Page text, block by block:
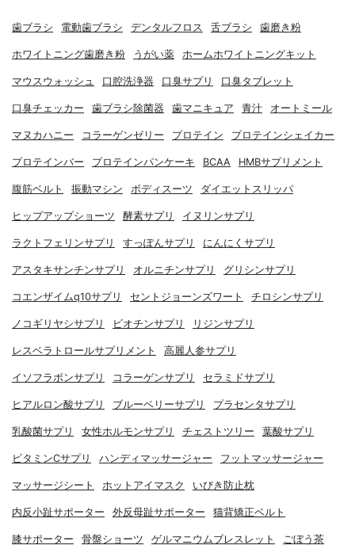
歯ブラシ 電動歯ブラシ デンタルフロス 舌ブラシ 歯磨き粉
ホワイトニング歯磨き粉 うがい薬 ホームホワイトニングキット
マウスウォッシュ 口腔洗浄器 口臭サプリ 口臭タブレット
口臭チェッカー 歯ブラシ除菌器 歯マニキュア 青汁 オートミール
マヌカハニー コラーゲンゼリー プロテイン プロテインシェイカー
プロテインバー プロテインパンケーキ BCAA HMBサプリメント
腹筋ベルト 振動マシン ボディスーツ ダイエットスリッパ
ヒップアップショーツ 酵素サプリ イヌリンサプリ
ラクトフェリンサプリ すっぽんサプリ にんにくサプリ
アスタキサンチンサプリ オルニチンサプリ グリシンサプリ
コエンザイムq10サプリ セントジョーンズワート チロシンサプリ
ノコギリヤシサプリ ビオチンサプリ リジンサプリ
レスベラトロールサプリメント 高麗人参サプリ
イソフラボンサプリ コラーゲンサプリ セラミドサプリ
ヒアルロン酸サプリ ブルーベリーサプリ プラセンタサプリ
乳酸菌サプリ 女性ホルモンサプリ チェストツリー 葉酸サプリ
ビタミンCサプリ ハンディマッサージャー フットマッサージャー
マッサージシート ホットアイマスク いびき防止枕
内反小趾サポーター 外反母趾サポーター 猫背矯正ベルト
膝サポーター 骨盤ショーツ ゲルマニウムブレスレット ごぼう茶